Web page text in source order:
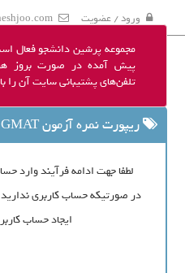
مجموعه پرشین دانشجو فعال
پیش آمده در صورت بروز
تلفن‌های پشتیبانی سایت آن را
ورود / عضویت
ریپورت نمره آزمون GMAT
لطفا جهت ادامه فرآیند وارد
در صورتیکه حساب کاربری
ایجاد حساب